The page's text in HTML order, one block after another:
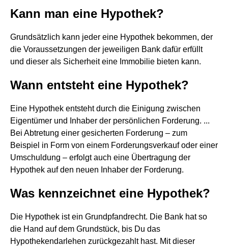
Kann man eine Hypothek?
Grundsätzlich kann jeder eine Hypothek bekommen, der
die Voraussetzungen der jeweiligen Bank dafür erfüllt
und dieser als Sicherheit eine Immobilie bieten kann.
Wann entsteht eine Hypothek?
Eine Hypothek entsteht durch die Einigung zwischen
Eigentümer und Inhaber der persönlichen Forderung. ...
Bei Abtretung einer gesicherten Forderung – zum
Beispiel in Form von einem Forderungsverkauf oder einer
Umschuldung – erfolgt auch eine Übertragung der
Hypothek auf den neuen Inhaber der Forderung.
Was kennzeichnet eine Hypothek?
Die Hypothek ist ein Grundpfandrecht. Die Bank hat so
die Hand auf dem Grundstück, bis Du das
Hypothekendarlehen zurückgezahlt hast. Mit dieser